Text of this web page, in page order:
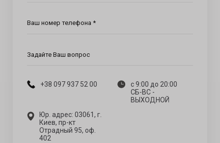
Ваш номер телефона *
Задайте Ваш вопрос
+38 097 937 52 00
с 9:00 до 20:00
СБ-ВС -
ВЫХОДНОЙ
Юр. адрес: 03061, г.
Киев, пр-кт
Отрадный 95, оф.
402